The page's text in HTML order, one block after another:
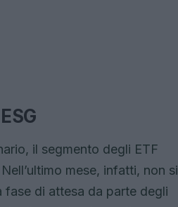
il segmento degli ETF
mese, infatti, non si
fase di attesa da parte degli